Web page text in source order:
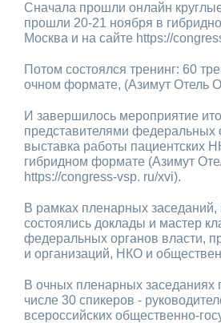
Сначала прошли онлайн
прошли 20-21 ноября в
Москва и на сайте https://
Потом состоялся тренинг: 60
очном формате, (Азимут Отель
И завершилось мероприятие
представителями федеральных
выставка работы пациентских
гибридном формате (Азимут
https://congress-vsp. ru/xvi).
В рамках пленарных заседаний,
состоялись доклады и мастер
федеральных органов власти,
и организаций, НКО и
В очных пленарных заседаниях
числе 30 спикеров -
всероссийских общественно-